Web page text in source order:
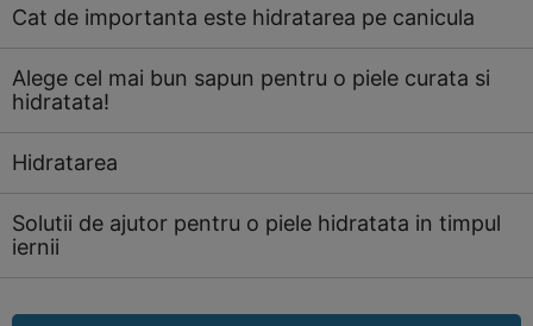
Cat de importanta este hidratarea pe canicula
Alege cel mai bun sapun pentru o piele curata si
hidratata!
Hidratarea
Solutii de ajutor pentru o piele hidratata in timpul
iernii